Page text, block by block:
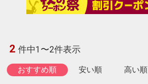
2 件中1〜2件表示
おすすめ順 安い順 高い順